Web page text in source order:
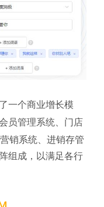
一个商业增长模
会员管理系统、门店
销系统、进销存管
组成，以满足各行